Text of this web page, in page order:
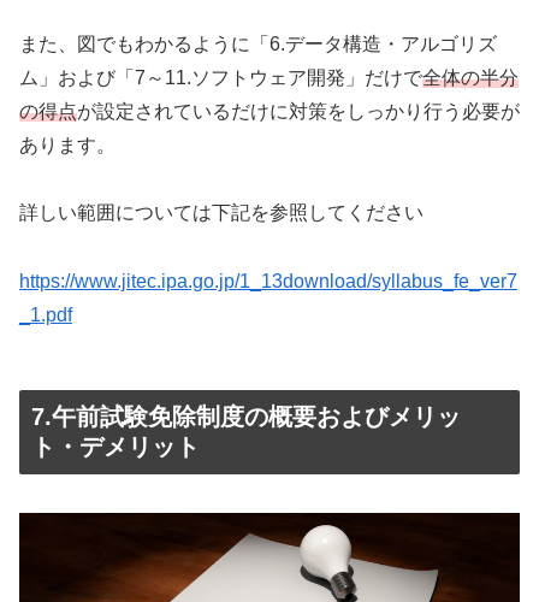
また、図でもわかるように「6.データ構造・アルゴリズ
ム」および「7～11.ソフトウェア開発」だけで全体の半分
の得点が設定されているだけに対策をしっかり行う必要が
あります。
詳しい範囲については下記を参照してください
https://www.jitec.ipa.go.jp/1_13download/syllabus_fe_ver7
_1.pdf
7.午前試験免除制度の概要およびメリッ
ト・デメリット